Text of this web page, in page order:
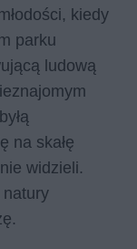
kiedy
parku
ludową
na skałę
widzieli.
natury